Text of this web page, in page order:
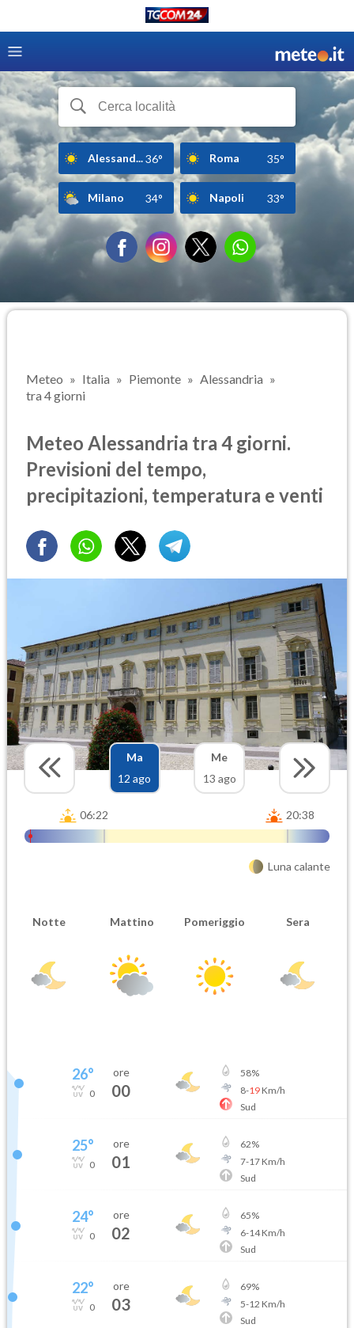
Alessand...36° Roma 35°
Milano 34° Napoli 33°
Meteo Italia Piemonte
Alessandria
tra 4 giorni
Meteo Alessandria tra 4 giorni.
Previsioni del tempo,
precipitazioni, temperatura e venti
Ma
12 ago
Me
13 ago
06:22 20:38
Luna calante
Notte Mattino Pomeriggio Sera
26°
0
ore
00
58%
8-19Km/h
Sud
25°
0
ore
01
62%
7-17Km/h
Sud
24°
0
ore
02
65%
6-14Km/h
Sud
22°
0
ore
03
69%
5-12 Km/h
Sud